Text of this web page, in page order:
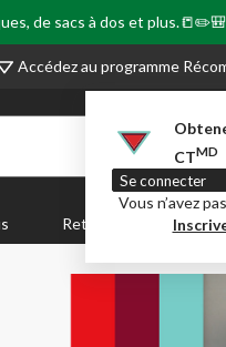
de sacs à dos et plus.📒✏️🎒
Accédez au programme
CTMD
Se connecter
Vous n’avez
Retour en Classe